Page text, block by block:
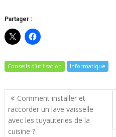
Partager :
Conseils d’utilisation Informatique
Navigation
de
l’article
Comment installer et
raccorder un lave vaisselle
avec les tuyauteries de la
cuisine ?